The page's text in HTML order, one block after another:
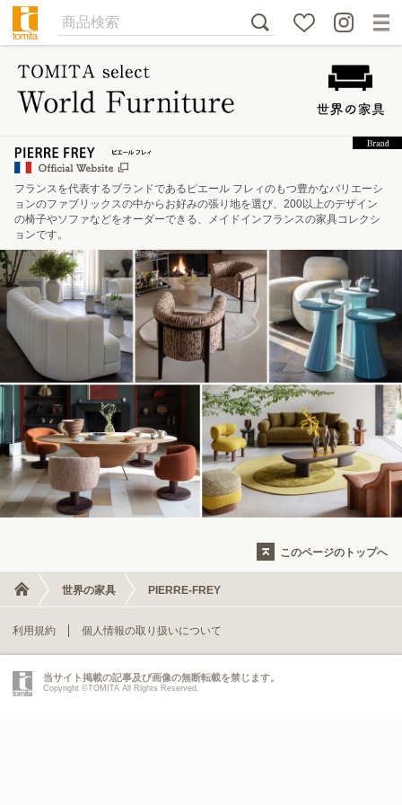
フランスを代表するブランドであるピエール フレィのもつ豊かなバリエーシ
ョンのファブリックスの中からお好みの張り地を選び、200以上のデザイン
の椅子やソファなどをオーダーできる、メイドインフランスの家具コレクシ
ョンです。
このページのトップへ
世界の家具 PIERRE-FREY
利用規約 個人情報の取り扱いについて
当サイト掲載の記事及び画像の無断転載を禁じます。
Copyright ©TOMITA All Rights Reserved.